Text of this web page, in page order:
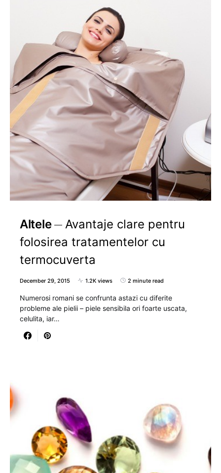
Altele
Avantaje clare pentru
folosirea tratamentelor cu
termocuverta
December 29, 2015 1.2K views 2 minute read
Numerosi romani se confrunta astazi cu diferite
probleme ale pielii – piele sensibila ori foarte uscata,
celulita, iar…